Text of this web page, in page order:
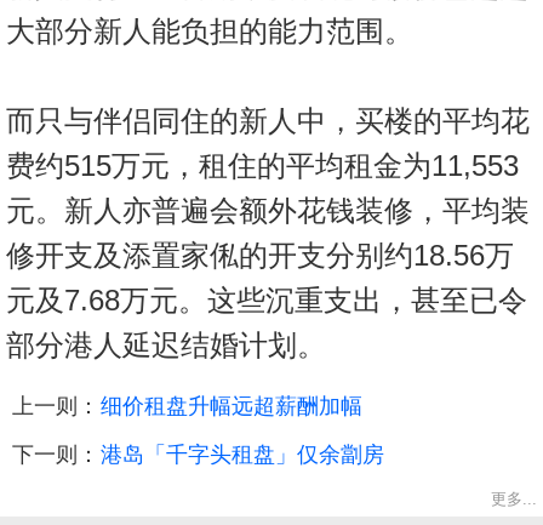
大部分新人能负担的能力范围。
而只与伴侣同住的新人中，买楼的平均花
费约515万元，租住的平均租金为11,553
元。新人亦普遍会额外花钱装修，平均装
修开支及添置家俬的开支分别约18.56万
元及7.68万元。这些沉重支出，甚至已令
部分港人延迟结婚计划。
上一则： 细价租盘升幅远超薪酬加幅
下一则： 港岛「千字头租盘」仅余劏房
更多...